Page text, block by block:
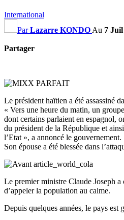
International
ParLazarre KONDO Au 7 Juil
Partager
Le président haïtien a été assassiné
« Vers une heure du matin, un
dont certains parlaient en espagnol,
du président de la République et
l’Etat », a annoncé le gouvernement.
Son épouse a été blessée dans
Le premier ministre Claude Joseph a
d’appeler la population au calme.
Depuis quelques années, le pays est